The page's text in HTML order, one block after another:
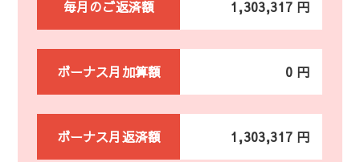
毎月のご返済額 1,303,317 円
ボーナス月加算額 0 円
ボーナス月返済額 1,303,317 円